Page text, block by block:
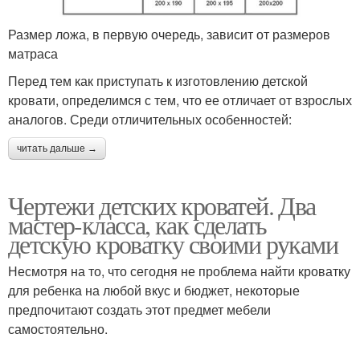
Размер ложа, в первую очередь, зависит от размеров
матраса
Перед тем как приступать к изготовлению детской
кровати, определимся с тем, что ее отличает от взрослых
аналогов. Среди отличительных особенностей:
читать дальше →
Чертежи детских кроватей. Два
мастер-класса, как сделать
детскую кроватку своими руками
Несмотря на то, что сегодня не проблема найти кроватку
для ребенка на любой вкус и бюджет, некоторые
предпочитают создать этот предмет мебели
самостоятельно.